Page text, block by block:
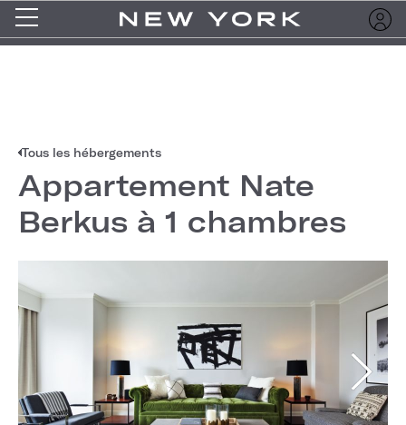
Tous les hébergements
Appartement Nate
Berkus à 1 chambres